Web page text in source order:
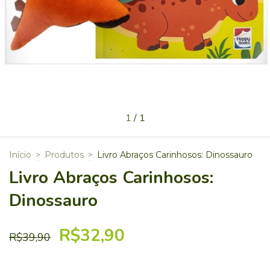
1/ 1
Início > Produtos > Livro Abraços Carinhosos: Dinossauro
Livro Abraços Carinhosos:
Dinossauro
R$39,90 R$32,90